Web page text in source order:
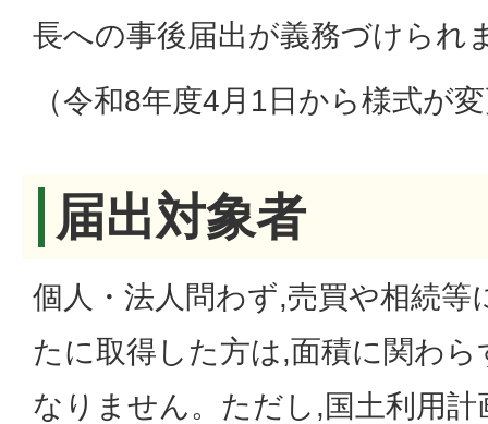
長への事後届出が義務づけられ
（令和8年度4月1日から様式が
届出対象者
個人・法人問わず,売買や相続等
たに取得した方は,面積に関わ
なりません。ただし,国土利用